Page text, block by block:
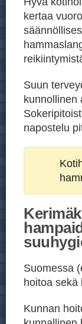
kertaa
Suun
kunnollinen
napostelu
Suomessa
hoitoa sekä
Kunnan